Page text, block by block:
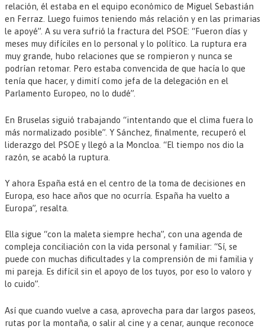
relación, él estaba en el equipo económico de Miguel Sebastián
en Ferraz. Luego fuimos teniendo más relación y en las primarias
le apoyé”. A su vera sufrió la fractura del PSOE: “Fueron días y
meses muy difíciles en lo personal y lo político. La ruptura era
muy grande, hubo relaciones que se rompieron y nunca se
podrían retomar. Pero estaba convencida de que hacía lo que
tenía que hacer, y dimití como jefa de la delegación en el
Parlamento Europeo, no lo dudé”.
En Bruselas siguió trabajando “intentando que el clima fuera lo
más normalizado posible”. Y Sánchez, finalmente, recuperó el
liderazgo del PSOE y llegó a la Moncloa. “El tiempo nos dio la
razón, se acabó la ruptura.
Y ahora España está en el centro de la toma de decisiones en
Europa, eso hace años que no ocurría. España ha vuelto a
Europa”, resalta.
Ella sigue “con la maleta siempre hecha”, con una agenda de
compleja conciliación con la vida personal y familiar: “Sí, se
puede con muchas dificultades y la comprensión de mi familia y
mi pareja. Es difícil sin el apoyo de los tuyos, por eso lo valoro y
lo cuido”.
Así que cuando vuelve a casa, aprovecha para dar largos paseos,
rutas por la montaña, o salir al cine y a cenar, aunque reconoce